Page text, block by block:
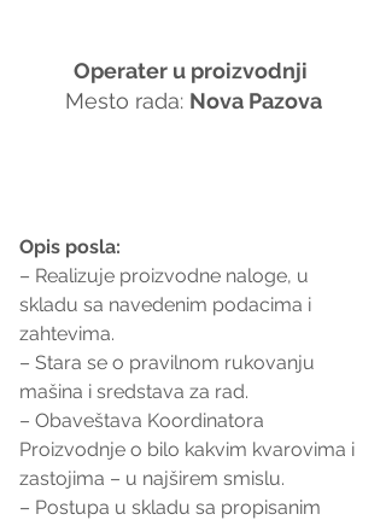
Operater u proizvodnji
Mesto rada: Nova Pazova
Opis posla:
– Realizuje proizvodne naloge, u
skladu sa navedenim podacima i
zahtevima.
– Stara se o pravilnom rukovanju
mašina i sredstava za rad.
– Obaveštava Koordinatora
Proizvodnje o bilo kakvim kvarovima i
zastojima – u najširem smislu.
– Postupa u skladu sa propisanim